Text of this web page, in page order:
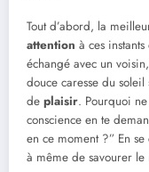
Tout d’abord, la
attention à ces
échangé avec un
douce caresse du
de plaisir. Pourquoi
conscience en te
en ce moment ?” En
à même de savourer le